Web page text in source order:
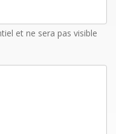
et ne sera pas visible